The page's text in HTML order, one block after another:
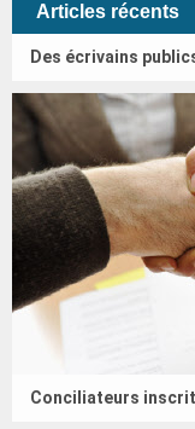
Articles récents
Des écrivains
Conciliateurs